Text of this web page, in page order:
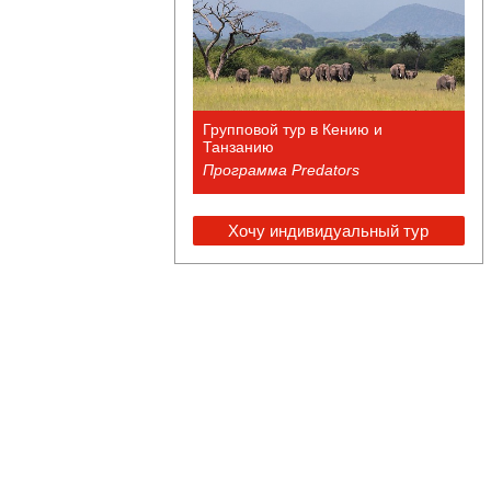
Групповой тур в Кению и
Танзанию
Программа Predators
Хочу индивидуальный тур